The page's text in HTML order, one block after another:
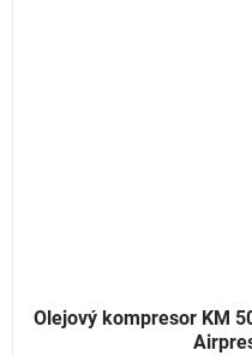
Olejový kompresor KM